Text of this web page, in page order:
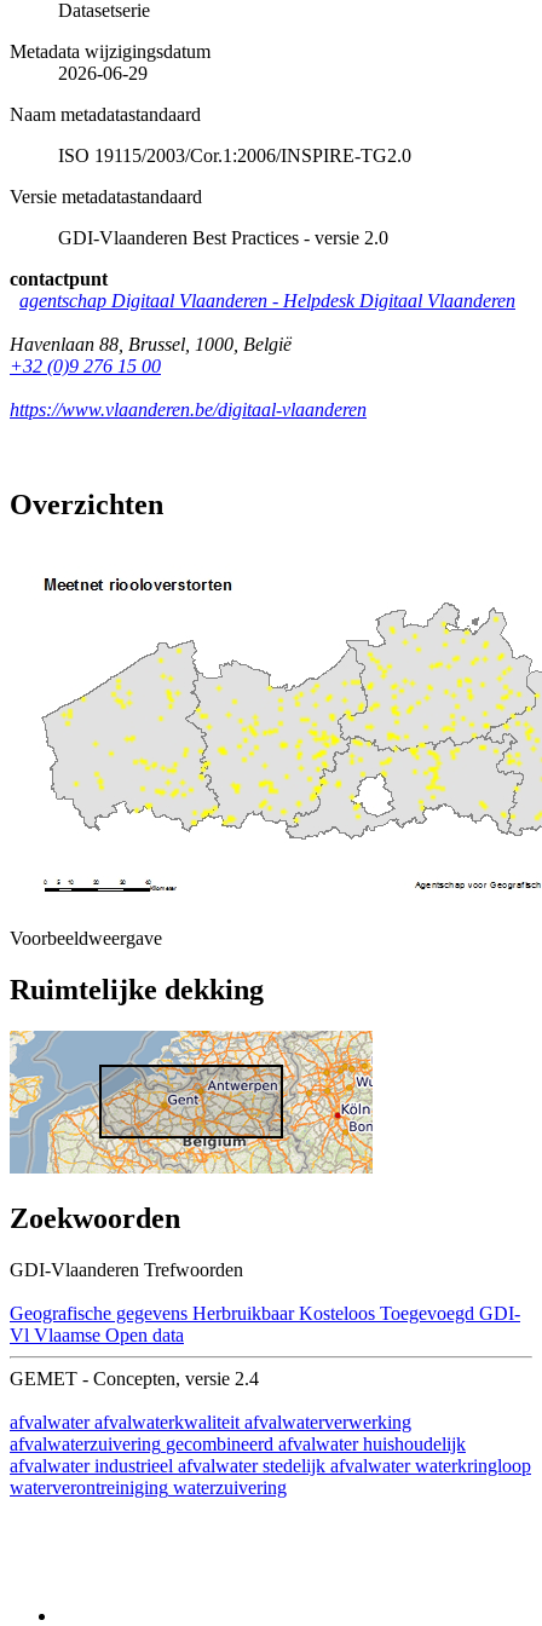
Datasetserie
Metadata wijzigingsdatum
2026-06-29
Naam metadatastandaard
ISO 19115/2003/Cor.1:2006/INSPIRE-TG2.0
Versie metadatastandaard
GDI-Vlaanderen Best Practices - versie 2.0
contactpunt
agentschap Digitaal Vlaanderen - Helpdesk Digitaal Vlaanderen
Havenlaan 88 Brussel 1000 België
+32 (0)9 276 15 00
https://www.vlaanderen.be/digitaal-vlaanderen
Overzichten
Voorbeeldweergave
Ruimtelijke dekking
Zoekwoorden
GDI-Vlaanderen Trefwoorden
Geografische gegevens Herbruikbaar Kosteloos Toegevoegd GDI-
Vl Vlaamse Open data
GEMET - Concepten, versie 2.4
afvalwater afvalwaterkwaliteit afvalwaterverwerking
afvalwaterzuivering gecombineerd afvalwater huishoudelijk
afvalwater industrieel afvalwater stedelijk afvalwater waterkringloop
waterverontreiniging waterzuivering